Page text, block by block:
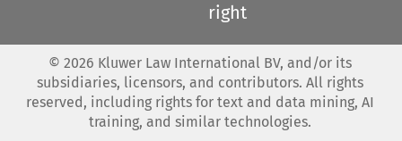
right
© 2026 Kluwer Law International BV, and/or its
subsidiaries, licensors, and contributors. All rights
reserved, including rights for text and data mining, AI
training, and similar technologies.